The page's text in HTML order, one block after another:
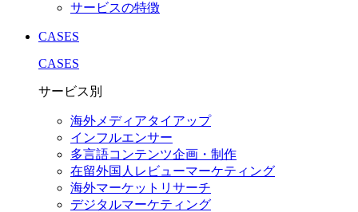
サービスの特徴
CASES
CASES
サービス別
海外メディアタイアップ
インフルエンサー
多言語コンテンツ企画・制作
在留外国⼈レビューマーケティング
海外マーケットリサーチ
デジタルマーケティング